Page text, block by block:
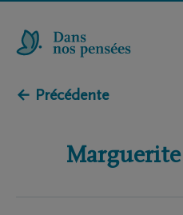
← Précédente
Marguerite